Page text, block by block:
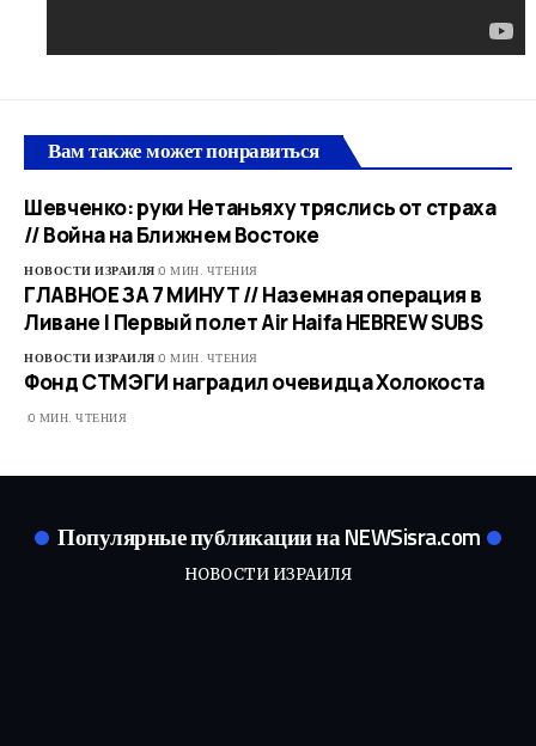
Вам также может понравиться
Шевченко: руки Нетаньяху тряслись от страха
// Война на Ближнем Востоке
НОВОСТИ ИЗРАИЛЯ 0 МИН. ЧТЕНИЯ
ГЛАВНОЕ ЗА 7 МИНУТ // Наземная операция в
Ливане | Первый полет Air Haifa HEBREW SUBS
НОВОСТИ ИЗРАИЛЯ 0 МИН. ЧТЕНИЯ
Фонд СТМЭГИ наградил очевидца Холокоста
0 МИН. ЧТЕНИЯ
Популярные публикации на NEWSisra.com
НОВОСТИ ИЗРАИЛЯ